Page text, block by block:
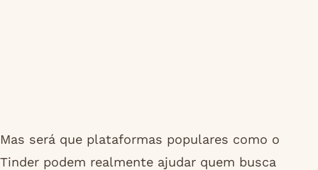
Mas será que plataformas populares como o
Tinder podem realmente ajudar quem busca